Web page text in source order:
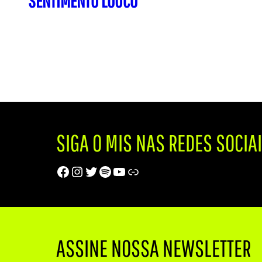
SIGA O MIS NAS REDES
Facebook
Instagram
Twitter
Spotify
Youtube
Trip Advisor
ASSINE NOSSA NEWSLETTER